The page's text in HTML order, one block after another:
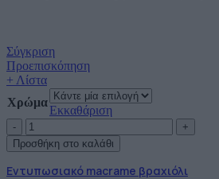
Σύγκριση
Προεπισκόπηση
+ Λίστα
Χρώμα
Εκκαθάριση
Εντυπωσιακό
macrame
βραχιόλι
ποσότητα
Προσθήκη στο καλάθι
Εντυπωσιακό macrame βραχιόλι